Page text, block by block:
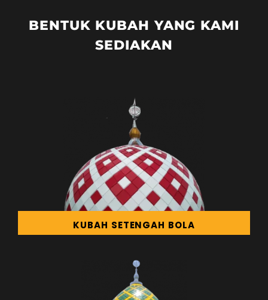
BENTUK KUBAH YANG KAMI
SEDIAKAN
KUBAH SETENGAH BOLA